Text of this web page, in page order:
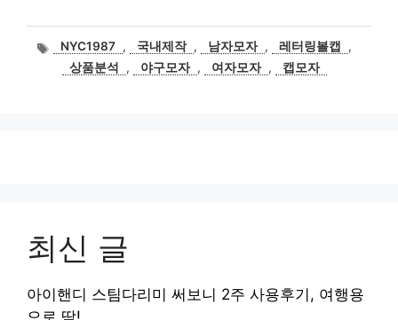
태NYC1987 , 국내제작 , 남자모자 , 레터링볼캡
,
상품분석
, 야구모자 , 여자모자 , 캡모자
최신 글
아이핸디 스팀다리미 써보니 2주 사용후기, 여행용